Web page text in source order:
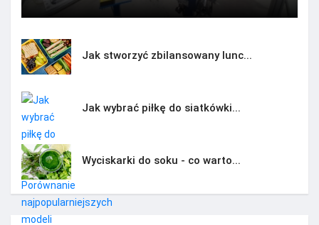
Jak stworzyć zbilansowany lunc...
Jak wybrać piłkę do siatkówki...
Wyciskarki do soku - co warto...